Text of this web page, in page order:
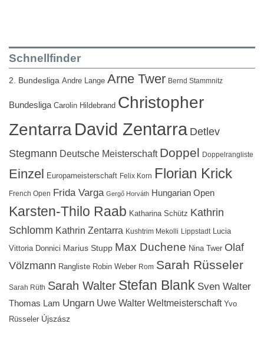
Schnellfinder
2. Bundesliga Andre Lange Arne Twer Bernd Stammnitz
Bundesliga Carolin Hildebrand Christopher
ZentarraDavid Zentarra Detlev
Stegmann Deutsche Meisterschaft Doppel Doppelrangliste
Einzel Europameisterschaft Felix Korn Florian Krick
French Open Frida Varga Gergő Horváth Hungarian Open
Karsten-Thilo Raab Katharina Schütz Kathrin
Schlomm Kathrin Zentarra Kushtrim Mekolli Lippstadt
Lucia
Vittoria Donnici Marius Stupp Max Duchene Nina Twer Olaf
Völzmann Rangliste Robin Weber Rom Sarah Rüsseler
Sarah Rüth Sarah Walter Stefan Blank Sven Walter
Thomas Lam Ungarn Uwe Walter Weltmeisterschaft Yvo
Rüsseler Újszász